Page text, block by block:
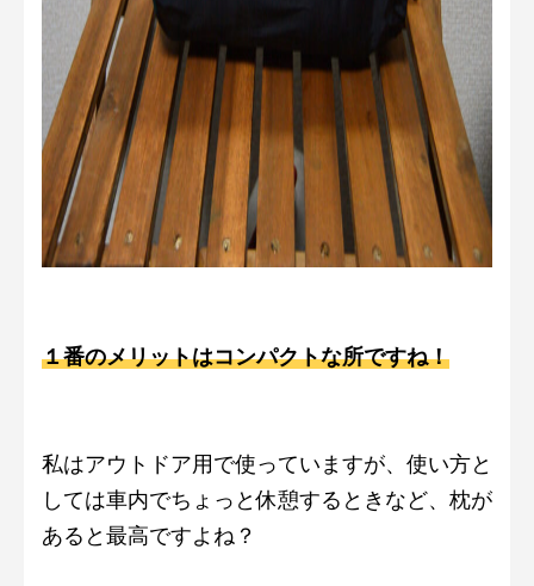
１番のメリットはコンパクトな所ですね！
私はアウトドア用で使っていますが、使い方と
しては車内でちょっと休憩するときなど、枕が
あると最高ですよね？